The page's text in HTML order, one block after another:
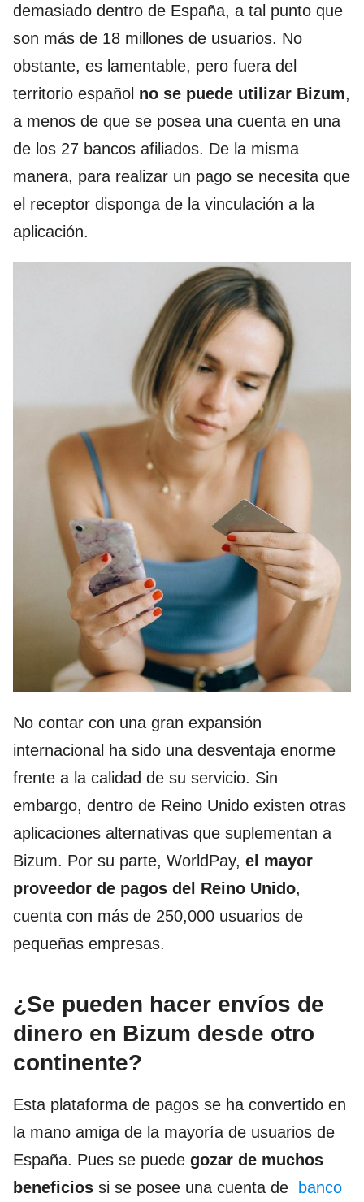
demasiado dentro de España, a tal punto que
son más de 18 millones de usuarios. No
obstante, es lamentable, pero fuera del
territorio español no se puede utilizar Bizum,
a menos de que se posea una cuenta en una
de los 27 bancos afiliados. De la misma
manera, para realizar un pago se necesita que
el receptor disponga de la vinculación a la
aplicación.
No contar con una gran expansión
internacional ha sido una desventaja enorme
frente a la calidad de su servicio. Sin
embargo, dentro de Reino Unido existen otras
aplicaciones alternativas que suplementan a
Bizum. Por su parte, WorldPay, el mayor
proveedor de pagos del Reino Unido,
cuenta con más de 250,000 usuarios de
pequeñas empresas.
¿Se pueden hacer envíos de
dinero en Bizum desde otro
continente?
Esta plataforma de pagos se ha convertido en
la mano amiga de la mayoría de usuarios de
España. Pues se puede gozar de muchos
beneficios si se posee una cuenta de banco